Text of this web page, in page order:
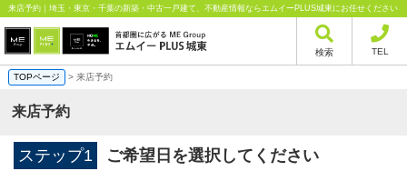
来店予約｜埼玉・東京・千葉の新築・中古一戸建て、不動産情報ならエムイーPLUS城東にお任せください
検索 TEL
TOPページ > 来店予約
来店予約
ステップ1 ご希望日を選択してください